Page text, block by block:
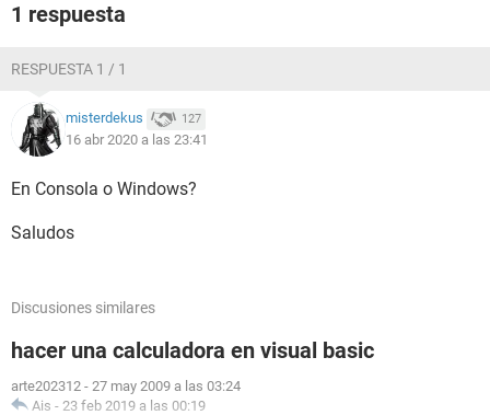
1 respuesta
RESPUESTA 1 / 1
misterdekus 127
16 abr 2020 a las 23:41
En Consola o Windows?
Saludos
Discusiones similares
hacer una calculadora en visual basic
arte202312 - 27 may 2009 a las 03:24
Ais - 23 feb 2019 a las 00:19